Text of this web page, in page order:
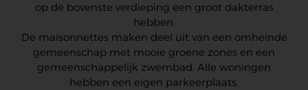
op de bovenste verdieping een groot dakterras
hebben.
De maisonnettes maken deel uit van een omheinde
gemeenschap met mooie groene zones en een
gemeenschappelijk zwembad. Alle woningen
hebben een eigen parkeerplaats.